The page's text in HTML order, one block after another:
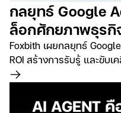
กลยุทธ์ Google
ล็อกศักยภาพธุรกิ
ยั่งยืน
Foxbith เผยกลยุทธ์
ROI สร้างการรับรู้ และขับ
แนวทางยกระดับธุรกิจของ
อ่านเพิ่มเติม